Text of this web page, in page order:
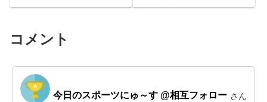
コメント
今日のスポーツにゅ～す @相互フォロー さん